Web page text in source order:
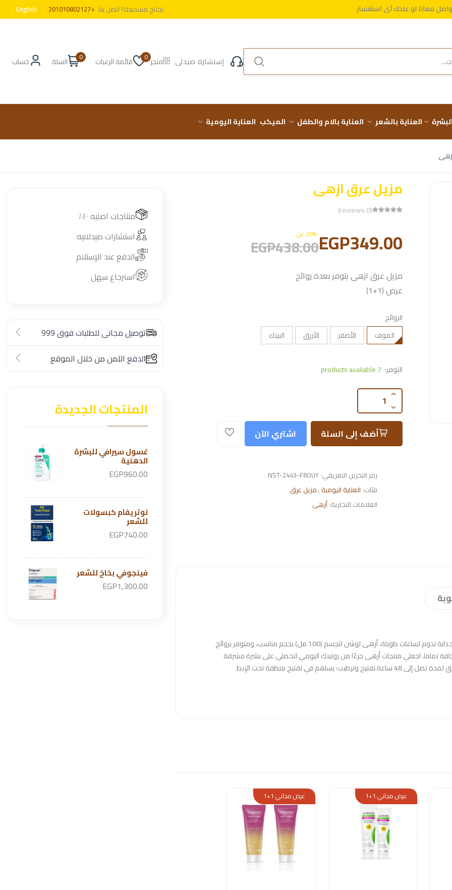
معانا لو عندك أي استفسار
على طلباتك فوق 999 ج
تحتاج مساعدة؟ اتصل بنا: +201010802127
English
إستشارة صيدلى متجر 0 قائمة الرغبات 0 السلة حساب
العناية بالشعر العناية بالام والطفل الميكب العناية اليومية
مزيل عرق ازهى
(0 reviews)
EGP349.00-20% عن
EGP438.00
مزيل عرق ازهى يتوفر بعدة روائح
عرض (1+1)
الروائح
الموف
الأصفر الأزرق البينك
التوفر:
أضف إلى السلة اشتري الآن
رمز التخزين التعريفي: NST-2443-F8OUY
فئات: العناية اليومية ,مزيل عرق
العلامات التجارية: أزهى
وصف مزيل عرق ازهىمزيل عرق ازهى لكل رجل أو أنثى ترغب في رائحة جذابة تدوم لساعات طويلة، أزهى لوشن للجسم (100 مل) بحجم مناسب، ومتوفر بروائح
تماما، اجعلي منتجات أزهى جزءًا من روتينك اليومي لتحصلي على بشرة مشرقة
وصحية!مميزات ازهى مزيل عرقحماية طويلة الأمد: يوفر حماية من العرق لمدة تصل إلى 48 ساعة.تفتيح وترطيب: يساهم في تفتيح منطقة تحت الإبط
عرض مجاني 1+1 عرض مجاني 1+1
منتاجات اصليه ١٠٠٪؜
استشارات صيدلانيه
الدفع عند الإستلام
استرجاع سهل
توصيل مجانى للطلبات فوق 999
الدفع الآمن من خلال الموقع
المنتجات الجديدة
غسول سيرافي للبشرة
الدهنية
EGP960.00
نوتريفام كبسولات
للشعر
EGP740.00
فينجوفي بخاخ للشعر
EGP1,300.00